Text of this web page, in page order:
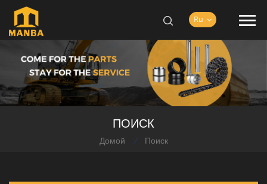
Ru
ПОИСК
Домой / Поиск